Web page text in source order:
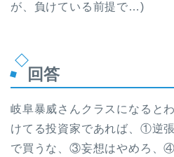
が、負けている前提で…)
回答
岐阜暴威さんクラスになると
けてる投資家であれば、①逆
で買うな、③妄想はやめろ、